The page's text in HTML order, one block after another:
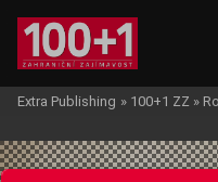
Extra Publishing » 100+1 ZZ »